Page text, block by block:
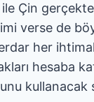
ile Çin
verse de
her
hesaba
kullanacak